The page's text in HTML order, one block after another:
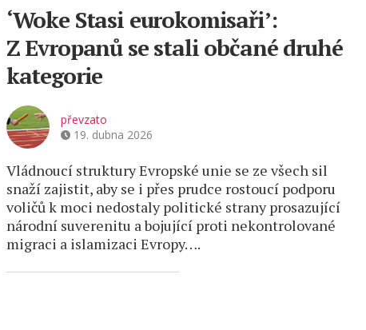
‘Woke Stasi eurokomisaři’:
Z Evropanů se stali občané druhé
kategorie
převzato
19. dubna 2026
Vládnoucí struktury Evropské unie se ze všech sil
snaží zajistit, aby se i přes prudce rostoucí podporu
voličů k moci nedostaly politické strany prosazující
národní suverenitu a bojující proti nekontrolované
migraci a islamizaci Evropy….